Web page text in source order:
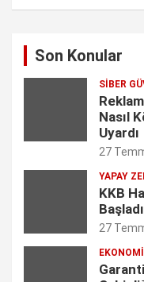
e
o
k
t
m
e
d
n
Son Konular
SIBER
Nasıl
Uyardı
27
YAPAY
KKB
27
EKONOMI